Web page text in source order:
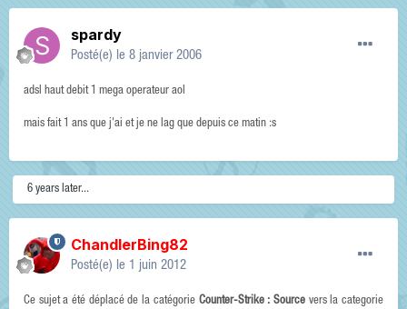
spardy
Posté(e) le 8 janvier 2006
adsl haut debit 1 mega operateur aol
mais fait 1 ans que j'ai et je ne lag que depuis ce matin :s
6 years later...
ChandlerBing82
Posté(e) le 1 juin 2012
Ce sujet a été déplacé de la catégorie Counter-Strike : Sourcevers la categorie